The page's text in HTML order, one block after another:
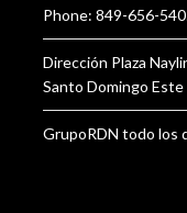
Phone: 849-656-
Dirección Plaza
Santo Domingo Este
GrupoRDN todo los